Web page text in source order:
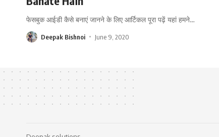
फेसबुक आईडी कैसे बनाएं जानने के लिए आर्टिकल पूरा पढ़ें यहां हमने…
Deepak Bishnoi June 9, 2020